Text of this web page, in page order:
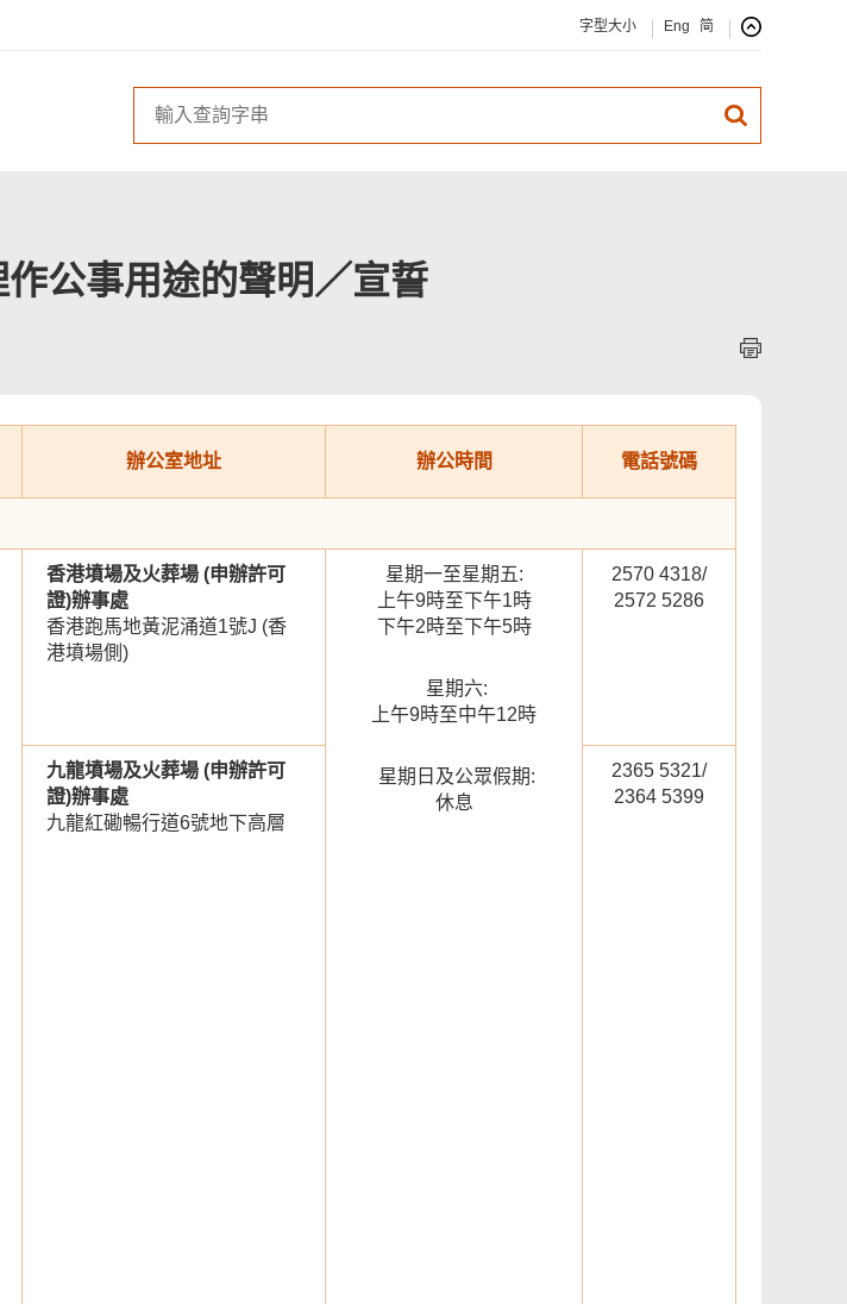
字型大小 Eng 简
公事用途的聲明／宣誓
辦公室地址 辦公時間 電話號碼
香港墳場及火葬場 (申辦許可
證)辦事處
香港跑馬地黃泥涌道1號J (香
港墳場側)
星期一至星期五:
上午9時至下午1時
下午2時至下午5時
星期六:
上午9時至中午12時
星期日及公眾假期:
休息
2570 4318/
2572 5286
九龍墳場及火葬場 (申辦許可
證)辦事處
九龍紅磡暢行道6號地下高層
2365 5321/
2364 5399